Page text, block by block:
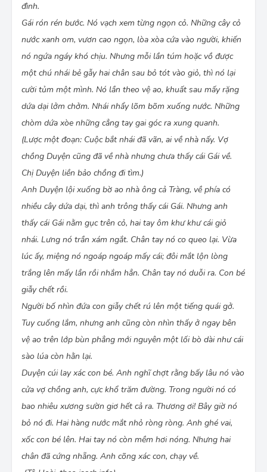
đình.
Gái rón rén bước. Nó vạch xem từng ngọn cỏ. Những cây cỏ
nước xanh om, vươn cao ngọn, lòa xòa cứa vào người, khiến
nó ngứa ngáy khó chịu. Nhưng mỗi lần túm hoặc vồ được
một chú nhái bẻ gẫy hai chân sau bỏ tót vào giỏ, thì nó lại
cười tủm một mình. Nó lần theo vệ ao, khuất sau mấy rặng
dứa dại lởm chởm. Nhái nhẩy lõm bõm xuống nước. Những
chòm dứa xòe những cẳng tay gai góc ra xung quanh.
(Lược một đoạn: Cuộc bắt nhái đã vãn, ai về nhà nấy. Vợ
chồng Duyện cũng đã về nhà nhưng chưa thấy cái Gái về.
Chị Duyện liền bảo chồng đi tìm.)
Anh Duyện lội xuống bờ ao nhà ông cả Tràng, về phía có
nhiều cây dứa dại, thì anh trông thấy cái Gái. Nhưng anh
thấy cái Gái nằm gục trên cỏ, hai tay ôm khư khư cái giỏ
nhái. Lưng nó trần xám ngắt. Chân tay nó co queo lại. Vừa
lúc ấy, miệng nó ngoáp ngoáp mấy cái; đôi mắt lộn lòng
trắng lên mấy lần rồi nhắm hẳn. Chân tay nó duỗi ra. Con bé
giẫy chết rồi.
Người bố nhìn đứa con giẫy chết rú lên một tiếng quái gở.
Tuy cuống lắm, nhưng anh cũng còn nhìn thấy ở ngay bên
vệ ao trên lớp bùn phẳng mới nguyên một lối bò dài như cái
sào lúa còn hằn lại.
Duyện cúi lay xác con bé. Anh nghĩ chợt rằng bấy lâu nó vào
cửa vợ chồng anh, cực khổ trăm đường. Trong người nó có
bao nhiêu xương sườn giơ hết cả ra. Thương ơi! Bây giờ nó
bỏ nó đi. Hai hàng nước mắt nhỏ ròng ròng. Anh ghé vai,
xốc con bé lên. Hai tay nó còn mềm hơi nóng. Nhưng hai
chân đã cứng nhẵng. Anh cõng xác con, chạy về.